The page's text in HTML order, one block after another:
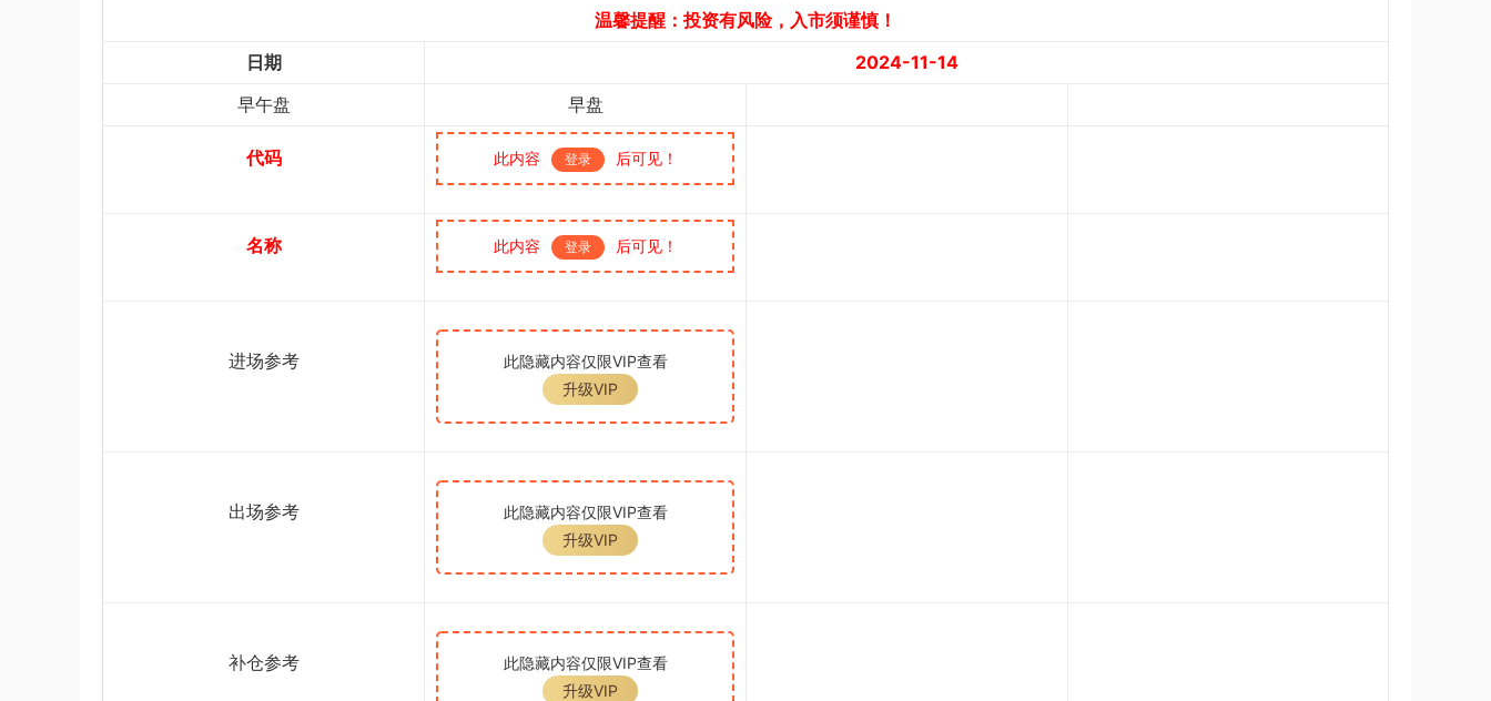
温馨提醒：投资有风险，入市须谨慎！
日期
2024-11-14
早午盘
早盘
代码 此内容 登录 后可见！
名称 此内容 登录 后可见！
进场参考
此隐藏内容仅限VIP查看
升级VIP
出场参考
此隐藏内容仅限VIP查看
升级VIP
补仓参考
此隐藏内容仅限VIP查看
升级VIP